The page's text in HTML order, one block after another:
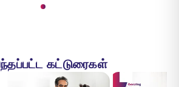
கட்டுரைகள்